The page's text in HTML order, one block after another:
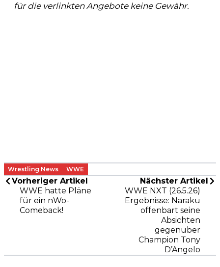
für die verlinkten Angebote keine Gewähr.
Wrestling News WWE
Vorheriger Artikel
WWE hatte Pläne
für ein nWo-
Comeback!
Nächster Artikel
WWE NXT (26.5.26)
Ergebnisse: Naraku
offenbart seine
Absichten
gegenüber
Champion Tony
D’Angelo